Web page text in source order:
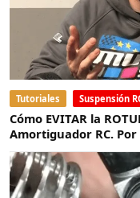
Tutoriales Suspensión
Cómo EVITAR la
Amortiguador RC.